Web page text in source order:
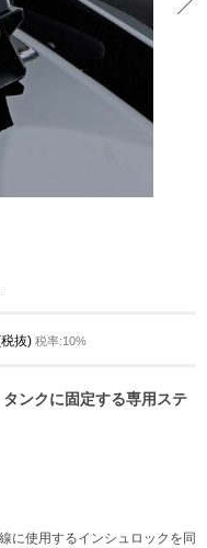
抜) 税率:10%
ンクに固定する専用ステ
に使用するインシュロックを同